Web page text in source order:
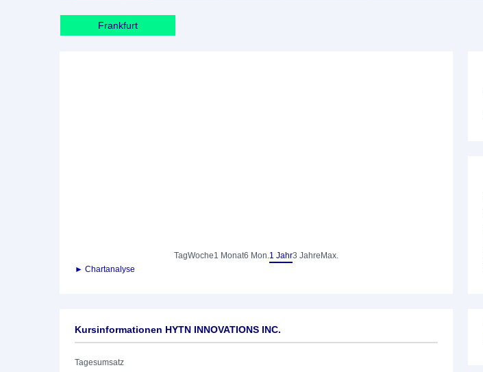
Frankfurt
TagWoche1 Monat6 Mon.1 Jahr3 Jahre Max.
► Chartanalyse
Kursinformationen HYTN INNOVATIONS INC.
Tagesumsatz